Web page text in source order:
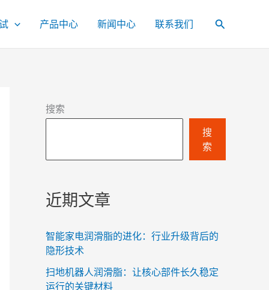
产品中心 新闻中心 联系我们
搜
搜索
搜
索
近期文章
智能家电润滑脂的进化：行业升级背后的
隐形技术
扫地机器人润滑脂：让核心部件长久稳定
运行的关键材料